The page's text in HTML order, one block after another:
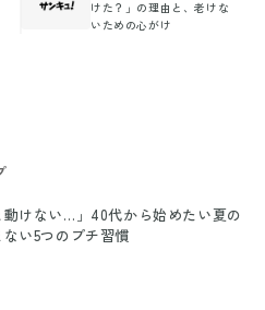
けた？」の理由と、老けな
いための心がけ
動けない…」40代から始めたい夏の
い5つのプチ習慣